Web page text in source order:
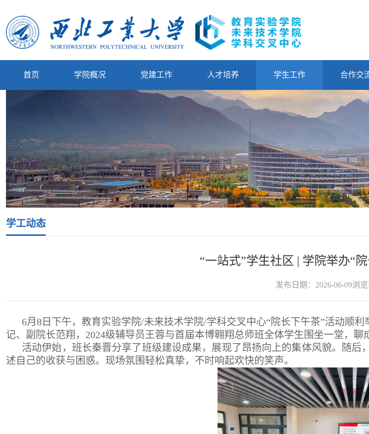
首页 学院概况 党建工作 人才培养 学生工作 合作交
学工动态
“一站式”学生社区 | 学院举办“
发布日期：2026-06-09浏览
6月8日下午，教育实验学院/未来技术学院/学科交叉中心“院长下午茶”活动顺
记、副院长范翔，2024级辅导员王蓉与首届本博翱翔总师班全体学生围坐一堂，聊
活动伊始，班长秦晋分享了班级建设成果，展现了昂扬向上的集体风貌。随
述自己的收获与困惑。现场氛围轻松真挚，不时响起欢快的笑声。